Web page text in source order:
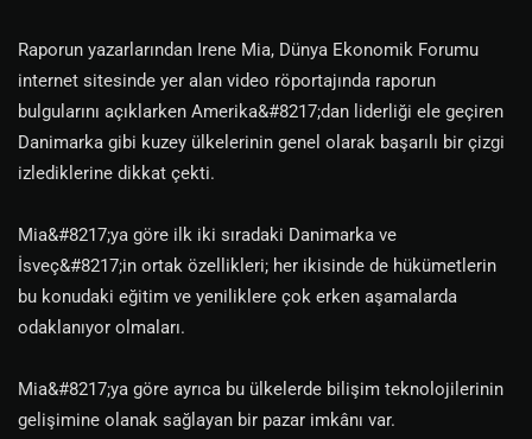
Raporun yazarlarından Irene Mia, Dünya Ekonomik Forumu
internet sitesinde yer alan video röportajında raporun
bulgularını açıklarken Amerika&#8217;dan liderliği ele geçiren
Danimarka gibi kuzey ülkelerinin genel olarak başarılı bir çizgi
izlediklerine dikkat çekti.
Mia&#8217;ya göre ilk iki sıradaki Danimarka ve
İsveç&#8217;in ortak özellikleri; her ikisinde de hükümetlerin
bu konudaki eğitim ve yeniliklere çok erken aşamalarda
odaklanıyor olmaları.
Mia&#8217;ya göre ayrıca bu ülkelerde bilişim teknolojilerinin
gelişimine olanak sağlayan bir pazar imkânı var.